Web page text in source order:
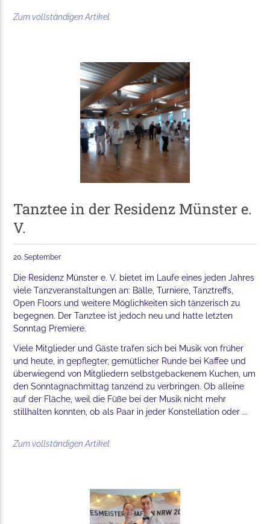
Zum vollständigen Artikel
Tanztee in der Residenz Münster e.
V.
20. September
Die Residenz Münster e. V. bietet im Laufe eines jeden Jahres
viele Tanzveranstaltungen an: Bälle, Turniere, Tanztreffs,
Open Floors und weitere Möglichkeiten sich tänzerisch zu
begegnen. Der Tanztee ist jedoch neu und hatte letzten
Sonntag Premiere.
Viele Mitglieder und Gäste trafen sich bei Musik von früher
und heute, in gepflegter, gemütlicher Runde bei Kaffee und
überwiegend von Mitgliedern selbstgebackenem Kuchen, um
den Sonntagnachmittag tanzend zu verbringen. Ob alleine
auf der Fläche, weil die Füße bei der Musik nicht mehr
stillhalten konnten, ob als Paar in jeder Konstellation oder ...
Zum vollständigen Artikel